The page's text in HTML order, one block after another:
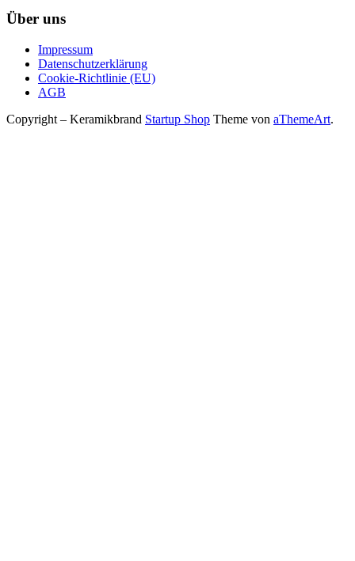
Über uns
Impressum
Datenschutzerklärung
Cookie-Richtlinie (EU)
AGB
Copyright – Keramikbrand Startup Shop Theme von aThemeArt.